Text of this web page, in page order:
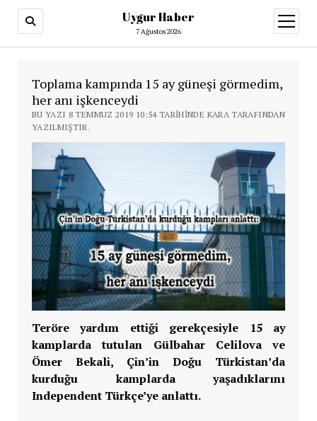
Uygur Haber
7 Ağustos 2026
aç
Toplama kampında 15 ay güneşi görmedim,
her anı işkenceydi
BU YAZI 8 TEMMUZ 2019 10:54 TARIHINDE KARA TARAFINDAN
YAZILMIŞTIR.
Teröre yardım ettiği gerekçesiyle 15 ay
kamplarda tutulan Gülbahar Celilova ve
Ömer Bekali, Çin’in Doğu Türkistan’da
kurduğu kamplarda yaşadıklarını
Independent Türkçe’ye anlattı.